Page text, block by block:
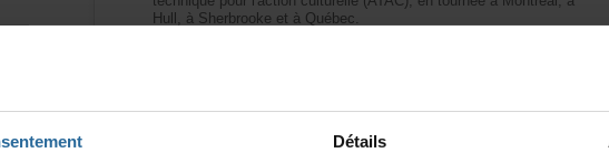
Détails
Hull,àSherbrookeetàQuébec.
»Encompagniedel'AQJTetdelarevueJeu,leCEADpartagele
CoéditionaveclesCahiersdethéâtreJEUd'un